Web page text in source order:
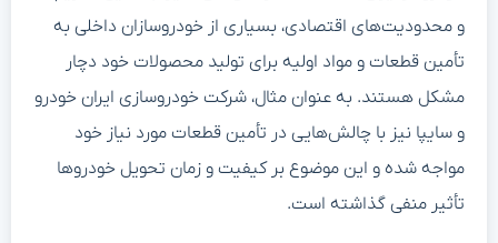
و محدودیت‌های اقتصادی، بسیاری از خودروسازان داخلی به
تأمین قطعات و مواد اولیه برای تولید محصولات خود دچار
مشکل هستند. به عنوان مثال، شرکت خودروسازی ایران خودرو
و سایپا نیز با چالش‌هایی در تأمین قطعات مورد نیاز خود
مواجه شده و این موضوع بر کیفیت و زمان تحویل خودروها
تأثیر منفی گذاشته است.